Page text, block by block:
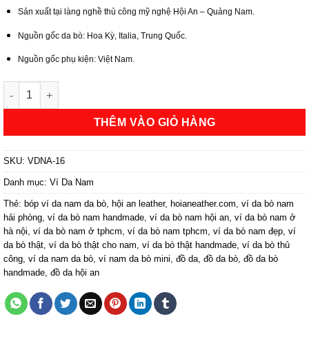
Sản xuất tại làng nghề thủ công mỹ nghệ Hội An – Quảng Nam.
Nguồn gốc da bò: Hoa Kỳ, Italia, Trung Quốc.
Nguồn gốc phụ kiện: Việt Nam.
Ví Da Bò Nam Hải Phòng Phong Cách Độc Lạ | Hội An Leather
THÊM VÀO GIỎ HÀNG
SKU: VDNA-16
Danh mục: Ví Da Nam
Thẻ: bóp ví da nam da bò, hội an leather, hoianeather.com, ví da bò nam
hải phòng, ví da bò nam handmade, ví da bò nam hội an, ví da bò nam ở
hà nội, ví da bò nam ở tphcm, ví da bò nam tphcm, ví da bò nam đẹp, ví
da bò thật, ví da bò thật cho nam, ví da bò thật handmade, ví da bò thủ
công, ví da nam da bò, ví nam da bò mini, đồ da, đồ da bò, đồ da bò
handmade, đồ da hội an